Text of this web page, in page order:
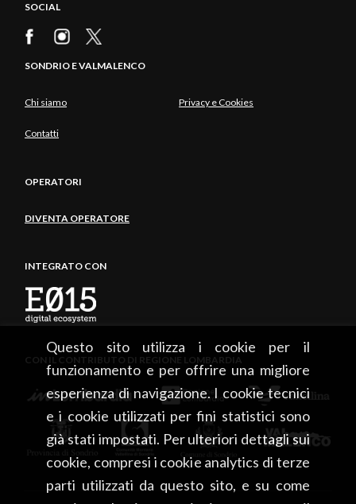
Questo sito utilizza i cookie per il
funzionamento e per offrire una migliore
esperienza di navigazione. I cookie tecnici
e i cookie utilizzati per fini statistici sono
già stati impostati. Per ulteriori dettagli sui
cookie, compresi i cookie analytics di terze
parti utilizzati da questo sito, e su come
SOCIAL
SONDRIO E VALMALENCO
Chi siamo Privacy e Cookies
Contatti
OPERATORI
DIVENTA OPERATORE
INTEGRATO CON
CON IL CONTRIBUTO DI REGIONE LOMBARDIA